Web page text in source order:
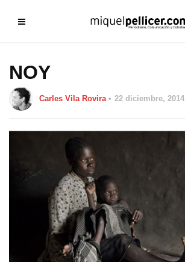
NOY
Carles Vila Rovira 22 diciembre, 2014